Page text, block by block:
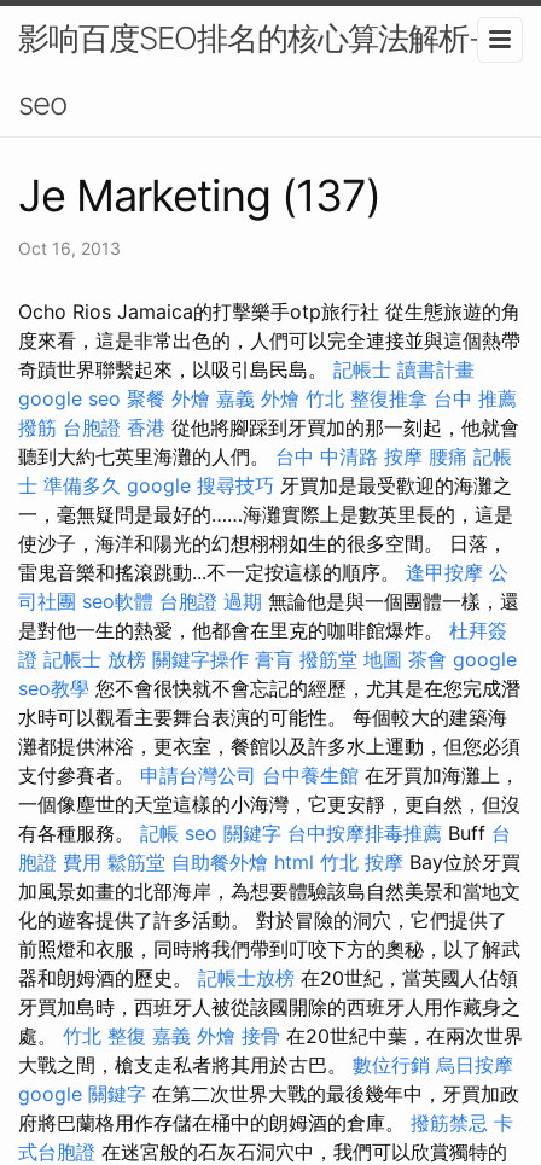
影响百度SEO排名的核心算法解析-
seo
Je Marketing (137)
Oct 16, 2013
Ocho Rios Jamaica的打擊樂手otp旅行社 從生態旅遊的角
度來看，這是非常出色的，人們可以完全連接並與這個熱帶
奇蹟世界聯繫起來，以吸引島民島。 記帳士 讀書計畫
google seo 聚餐 外燴 嘉義 外燴 竹北 整復推拿 台中 推薦
撥筋 台胞證 香港 從他將腳踩到牙買加的那一刻起，他就會
聽到大約七英里海灘的人們。 台中 中清路 按摩 腰痛 記帳
士 準備多久 google 搜尋技巧 牙買加是最受歡迎的海灘之
一，毫無疑問是最好的……海灘實際上是數英里長的，這是
使沙子，海洋和陽光的幻想栩栩如生的很多空間。 日落，
雷鬼音樂和搖滾跳動...不一定按這樣的順序。 逢甲按摩 公
司社團 seo軟體 台胞證 過期 無論他是與一個團體一樣，還
是對他一生的熱愛，他都會在里克的咖啡館爆炸。 杜拜簽
證 記帳士 放榜 關鍵字操作 膏肓 撥筋堂 地圖 茶會 google
seo教學 您不會很快就不會忘記的經歷，尤其是在您完成潛
水時可以觀看主要舞台表演的可能性。 每個較大的建築海
灘都提供淋浴，更衣室，餐館以及許多水上運動，但您必須
支付參賽者。 申請台灣公司 台中養生館 在牙買加海灘上，
一個像塵世的天堂這樣的小海灣，它更安靜，更自然，但沒
有各種服務。 記帳 seo 關鍵字 台中按摩排毒推薦 Buff 台
胞證 費用 鬆筋堂 自助餐外燴 html 竹北 按摩 Bay位於牙買
加風景如畫的北部海岸，為想要體驗該島自然美景和當地文
化的遊客提供了許多活動。 對於冒險的洞穴，它們提供了
前照燈和衣服，同時將我們帶到叮咬下方的奧秘，以了解武
器和朗姆酒的歷史。 記帳士放榜 在20世紀，當英國人佔領
牙買加島時，西班牙人被從該國開除的西班牙人用作藏身之
處。 竹北 整復 嘉義 外燴 接骨 在20世紀中葉，在兩次世界
大戰之間，槍支走私者將其用於古巴。 數位行銷 烏日按摩
google 關鍵字 在第二次世界大戰的最後幾年中，牙買加政
府將巴蘭格用作存儲在桶中的朗姆酒的倉庫。 撥筋禁忌 卡
式台胞證 在迷宮般的石灰石洞穴中，我們可以欣賞獨特的